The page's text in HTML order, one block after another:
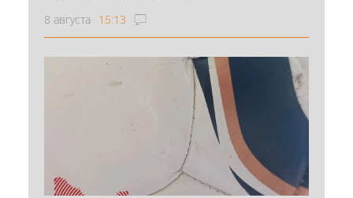
8 августа 15:13